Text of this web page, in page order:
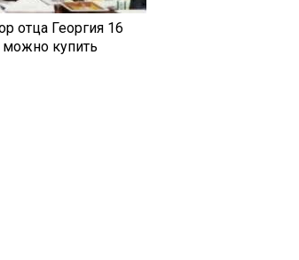
отца Георгия 16
купить